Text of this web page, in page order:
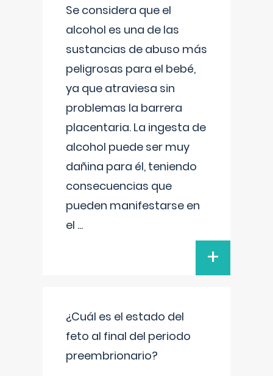
Se considera que el
alcohol es una de las
sustancias de abuso más
peligrosas para el bebé,
ya que atraviesa sin
problemas la barrera
placentaria. La ingesta de
alcohol puede ser muy
dañina para él, teniendo
consecuencias que
pueden manifestarse en
el ...
+
¿Cuál es el estado del
feto al final del periodo
preembrionario?